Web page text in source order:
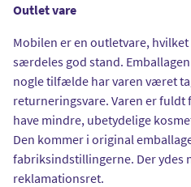
Outlet vare
Mobilen er en outletvare,
særdeles god stand.
nogle tilfælde har varen været
returneringsvare. Varen er
have mindre, ubetydelige
Den kommer i original
fabriksindstillingerne. Der ydes
reklamationsret.